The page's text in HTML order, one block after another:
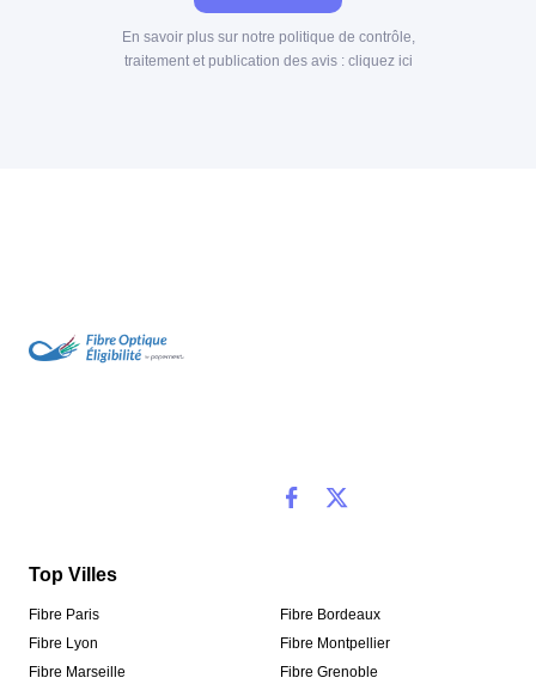
En savoir plus sur notre politique de contrôle,
traitement et publication des avis : cliquez ici
Top Villes
Fibre Paris
Fibre Lyon
Fibre Marseille
Fibre Bordeaux
Fibre Montpellier
Fibre Grenoble